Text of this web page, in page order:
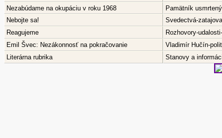
Nezabúdame na okupáciu v roku 1968
Pamätník
Nebojte sa!
Svedectvá-
Reagujeme
Rozhovory-
Emil Švec: Nezákonnosť na pokračovanie
Vladimír Hučín-
Literárna rubrika
Stanovy a